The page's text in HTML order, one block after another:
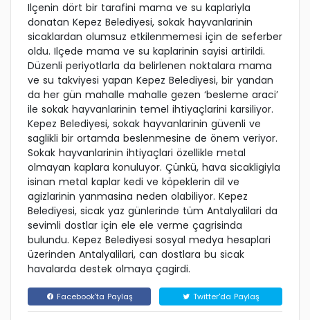
Ilçenin dört bir tarafini mama ve su kaplariyla
donatan Kepez Belediyesi, sokak hayvanlarinin
sicaklardan olumsuz etkilenmemesi için de seferber
oldu. Ilçede mama ve su kaplarinin sayisi artirildi.
Düzenli periyotlarla da belirlenen noktalara mama
ve su takviyesi yapan Kepez Belediyesi, bir yandan
da her gün mahalle mahalle gezen ‘besleme araci’
ile sokak hayvanlarinin temel ihtiyaçlarini karsiliyor.
Kepez Belediyesi, sokak hayvanlarinin güvenli ve
saglikli bir ortamda beslenmesine de önem veriyor.
Sokak hayvanlarinin ihtiyaçlari özellikle metal
olmayan kaplara konuluyor. Çünkü, hava sicakligiyla
isinan metal kaplar kedi ve köpeklerin dil ve
agizlarinin yanmasina neden olabiliyor. Kepez
Belediyesi, sicak yaz günlerinde tüm Antalyalilari da
sevimli dostlar için ele ele verme çagrisinda
bulundu. Kepez Belediyesi sosyal medya hesaplari
üzerinden Antalyalilari, can dostlara bu sicak
havalarda destek olmaya çagirdi.
Facebook'ta Paylaş Twitter'da Paylaş